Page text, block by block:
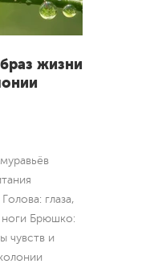
жизни
глаза,
ноги Брюшко:
чувств и